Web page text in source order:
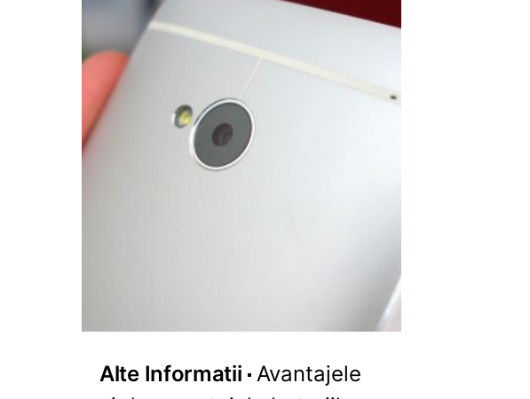
Alte Informatii Avantajele